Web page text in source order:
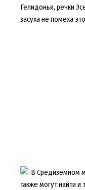
Гелидонья, речки
засуха не помеха
В Средиземном
также могут найти